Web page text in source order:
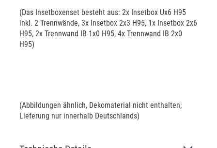
(Das Insetboxenset besteht aus: 2x Insetbox Ux6 H95
inkl. 2 Trennwände, 3x Insetbox 2x3 H95, 1x Insetbox 2x6
H95, 2x Trennwand IB 1x0 H95, 4x Trennwand IB 2x0
H95)
(Abbildungen ähnlich, Dekomaterial nicht enthalten;
Lieferung nur innerhalb Deutschlands)